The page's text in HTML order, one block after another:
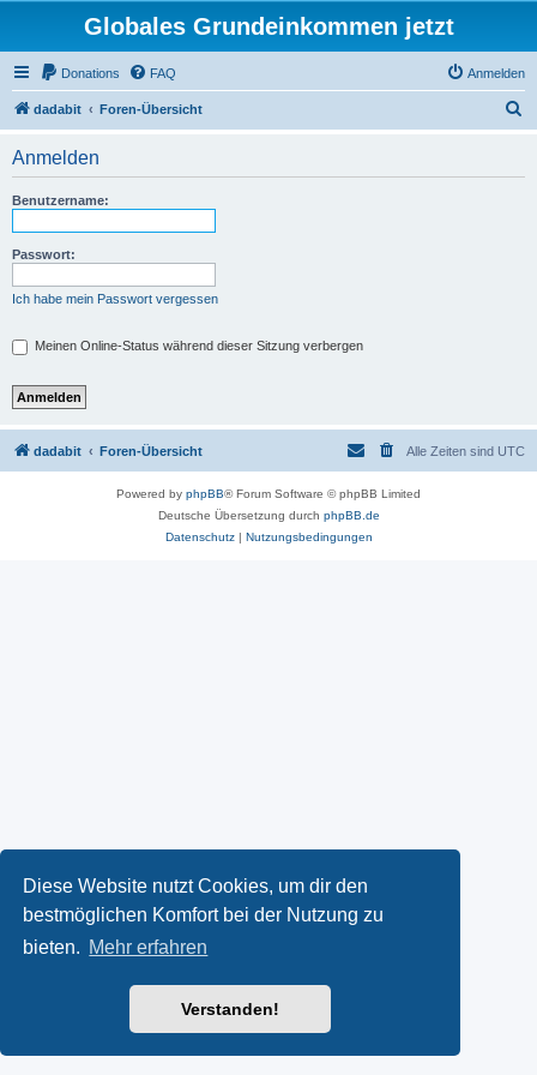
Diese Website nutzt Cookies, um dir den
bestmöglichen Komfort bei der Nutzung zu
bieten. Mehr erfahren
Verstanden!
Globales Grundeinkommen jetzt
Donations FAQ Anmelden
dadabit Foren-Übersicht
Anmelden
Benutzername:
Passwort:
Ich habe mein Passwort vergessen
Meinen Online-Status während dieser Sitzung verbergen
dadabit Foren-Übersicht Alle Zeiten sind UTC
Powered by phpBB® Forum Software © phpBB Limited
Deutsche Übersetzung durch phpBB.de
Datenschutz| Nutzungsbedingungen